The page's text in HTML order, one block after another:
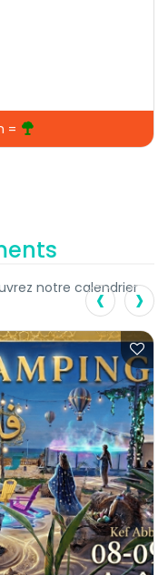
=
notre calendrier
‹ ›